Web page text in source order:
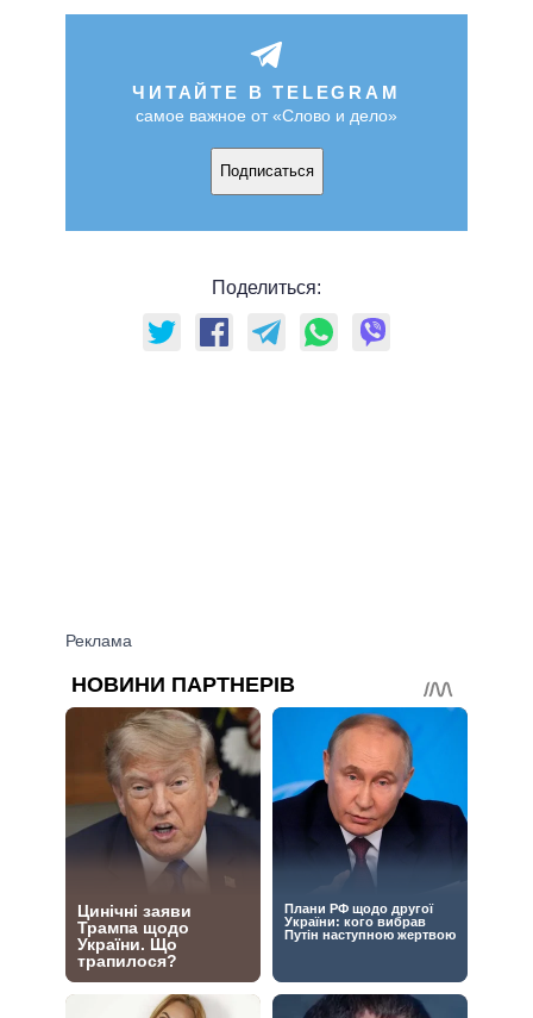
ЧИТАЙТЕ В TELEGRAM
самое важное от «Слово и дело»
Подписаться
Поделиться: